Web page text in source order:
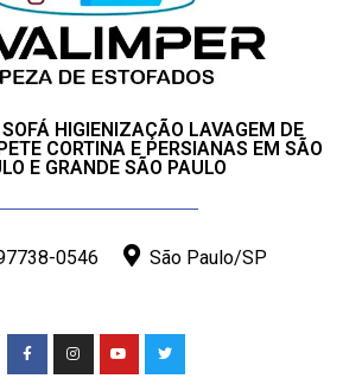
HIGIENIZAÇÃO LAVAGEM DE
CORTINA E PERSIANAS EM SÃO
E GRANDE SÃO PAULO
0546 São Paulo/SP